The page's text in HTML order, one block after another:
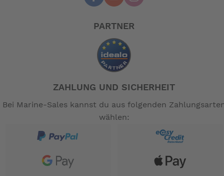
PARTNER
ZAHLUNG UND SICHERHEIT
Bei Marine-Sales kannst du aus folgenden
wählen: